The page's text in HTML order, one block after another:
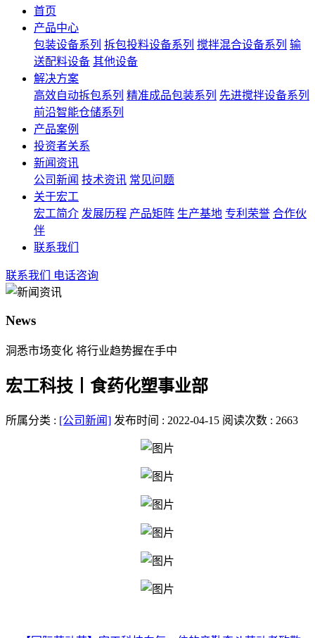
首页
产品中心
包装设备系列 拆包投料设备系列 搅拌混合设备系列 输
送配料设备 其他设备
解决方案
高效自动拆包系列 精准成品包装系列 先进搅拌设备系列
前沿智能仓储系列
产品案例
投资者关系
新闻资讯
公司新闻 技术资讯 常见问题
关于宏工
宏工简介 发展历程 产品矩阵 生产基地 专利荣誉 合作伙
伴
联系我们
联系我们 电话咨询
News
洞悉市场变化 将行业趋势握在手中
宏工科技丨食药化塑事业部
所属分类 : [公司新闻] 发布时间 : 2022-04-15 阅读次数 : 2663